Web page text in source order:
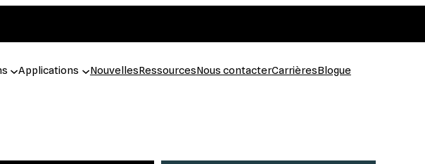
Applications NouvellesRessourcesNous contacterCarrièresBlogue